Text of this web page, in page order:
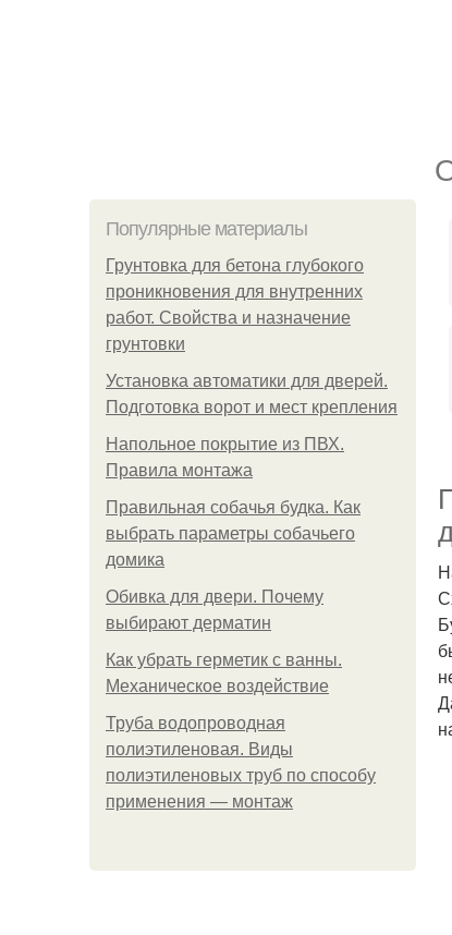
Популярные материалы
Грунтовка для бетона глубокого
проникновения для внутренних
работ. Свойства и назначение
грунтовки
Установка автоматики для дверей.
Подготовка ворот и мест крепления
Напольное покрытие из ПВХ.
Правила монтажа
Правильная собачья будка. Как
выбрать параметры собачьего
домика
Обивка для двери. Почему
выбирают дерматин
Как убрать герметик с ванны.
Механическое воздействие
Труба водопроводная
полиэтиленовая. Виды
полиэтиленовых труб по способу
применения — монтаж